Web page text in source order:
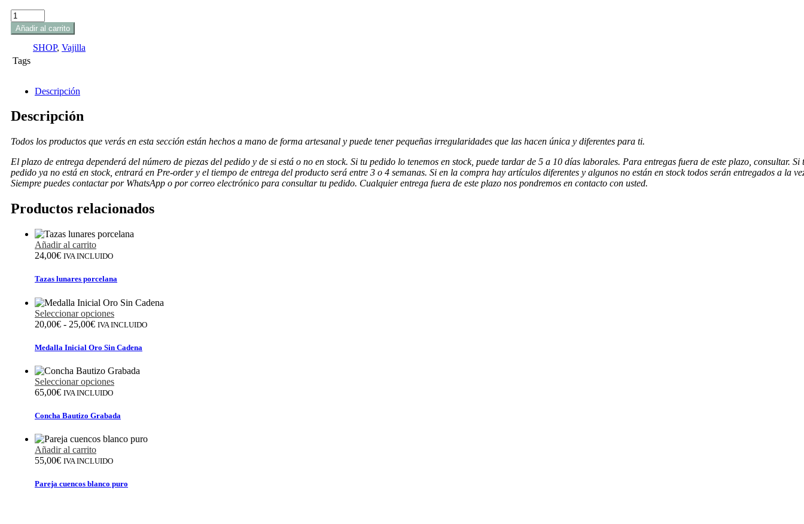
Añadir al carrito
SHOP, Vajilla
Tags
Descripción
Descripción
Todos los productos que verás en esta sección están hechos a mano de forma artesanal y puede tener pequeñas irregularidades que las hacen única y diferentes para ti.
El plazo de entrega dependerá del número de piezas del pedido y de si está o no en stock. Si tu pedido lo tenemos en stock, puede tardar de 5 a 10 días laborales. Para entregas fuera de este plazo, consultar. Si
pedido ya no está en stock, entrará en Pre-order y el tiempo de entrega del producto será entre 3 o 4 semanas. Si en la compra hay artículos diferentes y algunos no están en stock todos serán entregados a la
Siempre puedes contactar por WhatsApp o por correo electrónico para consultar tu pedido. Cualquier entrega fuera de este plazo nos pondremos en contacto con usted.
Productos relacionados
Añadir al carrito
24,00€ IVA INCLUIDO
Tazas lunares porcelana
Seleccionar opcionesEste
producto
múltiples
Las
opciones
se
en
página
20,00€ - 25,00€Rango
precios:
20,00€
hasta
25,00€
IVA INCLUIDO
Medalla Inicial Oro Sin Cadena
Seleccionar opciones
65,00€ IVA INCLUIDO
Concha Bautizo Grabada
Añadir al carrito
55,00€ IVA INCLUIDO
Pareja cuencos blanco puro